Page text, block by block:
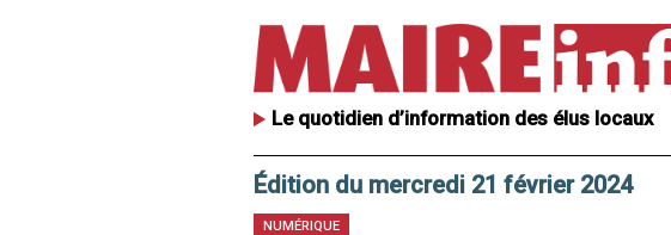
Le quotidien d’information des élus locaux
Édition du mercredi 21 février 2024
NUMÉRIQUE